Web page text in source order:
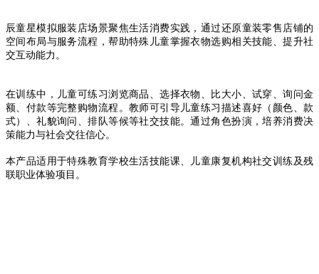
辰童星模拟服装店场景聚焦生活消费实践，通过还原童装零售店铺的
空间布局与服务流程，帮助特殊儿童掌握衣物选购相关技能、提升社
交互动能力。
在训练中，儿童可练习浏览商品、选择衣物、比大小、试穿、询问金
额、付款等完整购物流程。教师可引导儿童练习描述喜好（颜色、款
式）、礼貌询问、排队等候等社交技能。通过角色扮演，培养消费决
策能力与社会交往信心。
本产品适用于特殊教育学校生活技能课、儿童康复机构社交训练及残
联职业体验项目。